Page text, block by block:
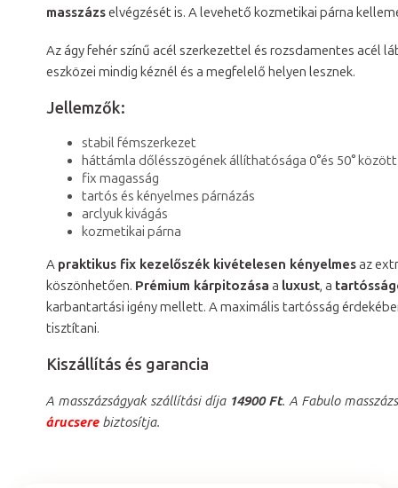
masszázselvégzését is. A levehető kozmetikai párna
Az ágy fehér színű acél szerkezettel és rozsdamentes acél
eszközei mindig kéznél és a megfelelő helyen lesznek.
Jellemzők:
stabil fémszerkezet
háttámla dőlésszögének állíthatósága 0°és 50° között
fix magasság
tartós és kényelmes párnázás
arclyuk kivágás
kozmetikai párna
A praktikus fix kezelőszék kivételesen kényelmesaz
köszönhetően. Prémium kárpitozása a luxust, a
karbantartási igény mellett. A maximális tartósság
tisztítani.
Kiszállítás és garancia
A masszázságyak szállítási díja 14900 Ft. A Fabulo
árucsere biztosítja.